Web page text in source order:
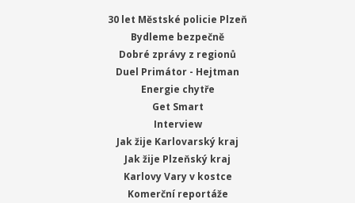
30 let Městské policie Plzeň
Bydleme bezpečně
Dobré zprávy z regionů
Duel Primátor - Hejtman
Energie chytře
Get Smart
Interview
Jak žije Karlovarský kraj
Jak žije Plzeňský kraj
Karlovy Vary v kostce
Komerční reportáže